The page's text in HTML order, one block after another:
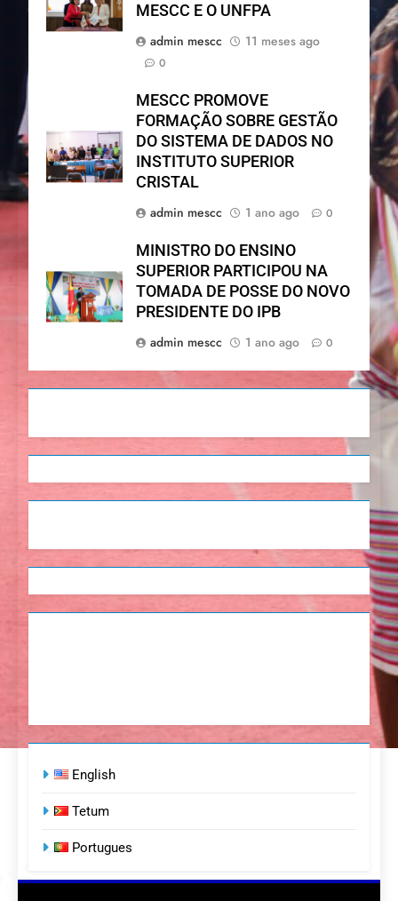
MESCC E O UNFPA
admin mescc
11 meses ago
0
MESCC PROMOVE
FORMAÇÃO SOBRE GESTÃO
DO SISTEMA DE DADOS NO
INSTITUTO SUPERIOR
CRISTAL
admin mescc
1 ano ago 0
MINISTRO DO ENSINO
SUPERIOR PARTICIPOU NA
TOMADA DE POSSE DO NOVO
PRESIDENTE DO IPB
admin mescc
1 ano ago 0
English
Tetum
Portugues